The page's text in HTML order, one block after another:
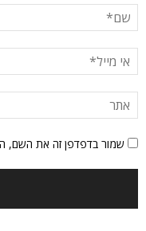
שמור בדפדפן זה את השם,